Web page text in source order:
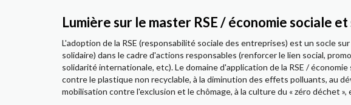
Lumière sur le master RSE / économie sociale
L'adoption de la RSE (responsabilité sociale des entreprises) est un socle
solidaire) dans le cadre d'actions responsables (renforcer le lien social,
solidarité internationale, etc). Le domaine d'application de la RSE /
contre le plastique non recyclable, à la diminution des effets polluants, au
mobilisation contre l'exclusion et le chômage, à la culture du « zéro déchet »,